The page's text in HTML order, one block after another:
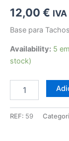
12,00 €
Base para
Availability: 5
stock)
em
REF: 59